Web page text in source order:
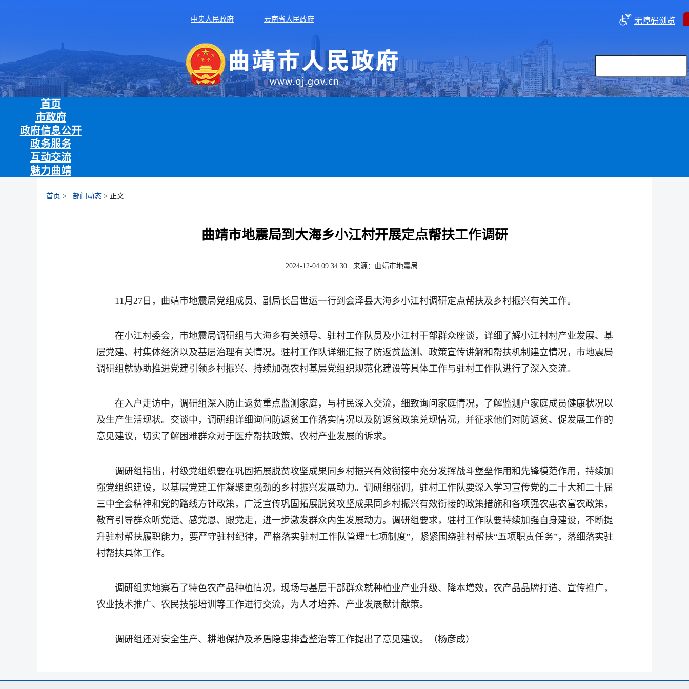
中央人民政府 | 云南省人民政府 无障碍浏览
首页
市政府
政府信息公开
政务服务
互动交流
魅力曲靖
首页 > 部门动态 > 正文
曲靖市地震局到大海乡小江村开展定点帮扶工作调研
2024-12-04 09:34:30 来源：曲靖市地震局
11月27日，曲靖市地震局党组成员、副局长吕世运一行到会泽县大海乡小江村调研定点帮扶及乡村振兴有关工作。
在小江村委会，市地震局调研组与大海乡有关领导、驻村工作队员及小江村干部群众座谈，详细了解小江村村产业发展、基
层党建、村集体经济以及基层治理有关情况。驻村工作队详细汇报了防返贫监测、政策宣传讲解和帮扶机制建立情况，市地震局
调研组就协助推进党建引领乡村振兴、持续加强农村基层党组织规范化建设等具体工作与驻村工作队进行了深入交流。
在入户走访中，调研组深入防止返贫重点监测家庭，与村民深入交流，细致询问家庭情况，了解监测户家庭成员健康状况以
及生产生活现状。交谈中，调研组详细询问防返贫工作落实情况以及防返贫政策兑现情况，并征求他们对防返贫、促发展工作的
意见建议，切实了解困难群众对于医疗帮扶政策、农村产业发展的诉求。
调研组指出，村级党组织要在巩固拓展脱贫攻坚成果同乡村振兴有效衔接中充分发挥战斗堡垒作用和先锋模范作用，持续加
强党组织建设，以基层党建工作凝聚更强劲的乡村振兴发展动力。调研组强调，驻村工作队要深入学习宣传党的二十大和二十届
三中全会精神和党的路线方针政策，广泛宣传巩固拓展脱贫攻坚成果同乡村振兴有效衔接的政策措施和各项强农惠农富农政策，
教育引导群众听党话、感党恩、跟党走，进一步激发群众内生发展动力。调研组要求，驻村工作队要持续加强自身建设，不断提
升驻村帮扶履职能力，要严守驻村纪律，严格落实驻村工作队管理“七项制度”，紧紧围绕驻村帮扶“五项职责任务”，落细落实驻
村帮扶具体工作。
调研组实地察看了特色农产品种植情况，现场与基层干部群众就种植业产业升级、降本增效，农产品品牌打造、宣传推广，
农业技术推广、农民技能培训等工作进行交流，为人才培养、产业发展献计献策。
调研组还对安全生产、耕地保护及矛盾隐患排查整治等工作提出了意见建议。（杨彦成）